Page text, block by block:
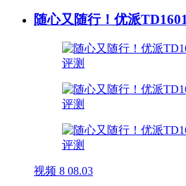
随心又随行！优派
视频 8 08.03